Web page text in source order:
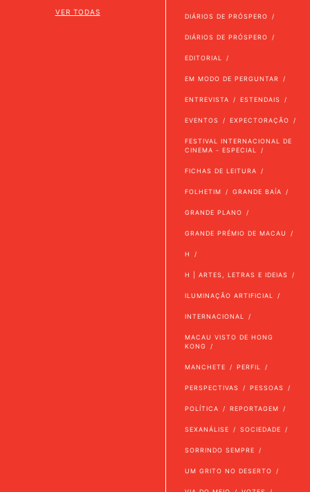
VER TODAS
DIÁRIOS DE PRÓSPERO
DIÁRIOS DE PRÓSPERO
EDITORIAL
EM MODO DE PERGUNTAR
ENTREVISTA ESTENDAIS
EVENTOS EXPECTORAÇÃO
FESTIVAL INTERNACIONAL DE
CINEMA - ESPECIAL
FICHAS DE LEITURA
FOLHETIM GRANDE BAÍA
GRANDE PLANO
GRANDE PRÉMIO DE MACAU
H
H | ARTES, LETRAS E IDEIAS
ILUMINAÇÃO ARTIFICIAL
INTERNACIONAL
MACAU VISTO DE HONG
KONG
MANCHETE PERFIL
PERSPECTIVAS PESSOAS
POLÍTICA REPORTAGEM
SEXANÁLISE SOCIEDADE
SORRINDO SEMPRE
UM GRITO NO DESERTO